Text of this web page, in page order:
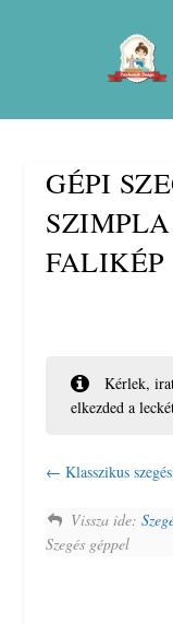
GÉPI
FALIKÉP
Kérlek,
elkezded a
Klasszikus
Vissza ide:
Szegés géppel